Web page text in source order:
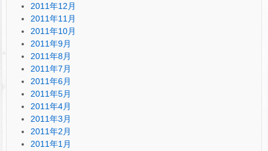
2011年12月
2011年11月
2011年10月
2011年9月
2011年8月
2011年7月
2011年6月
2011年5月
2011年4月
2011年3月
2011年2月
2011年1月